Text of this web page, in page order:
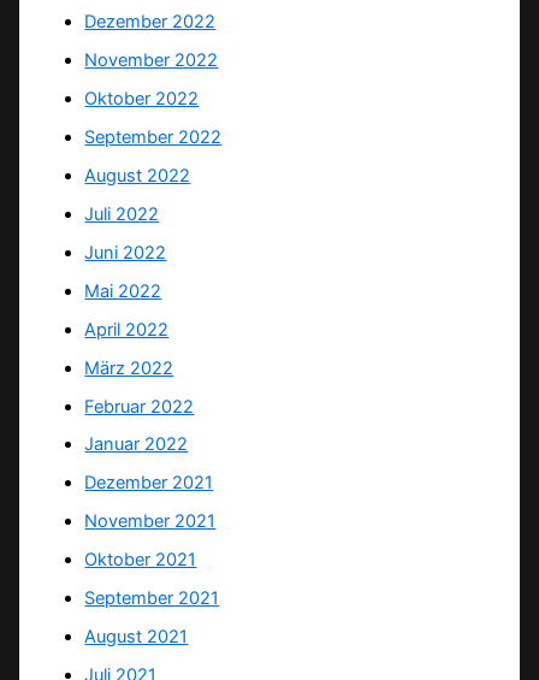
Dezember 2022
November 2022
Oktober 2022
September 2022
August 2022
Juli 2022
Juni 2022
Mai 2022
April 2022
März 2022
Februar 2022
Januar 2022
Dezember 2021
November 2021
Oktober 2021
September 2021
August 2021
Juli 2021